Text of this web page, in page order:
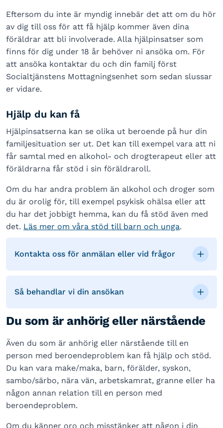
Eftersom du inte är myndig innebär det att om du hör
av dig till oss för att få hjälp kommer även dina
föräldrar att bli involverade. Alla hjälpinsatser som
finns för dig under 18 år behöver ni ansöka om. För
att ansöka kontaktar du och din familj först
Socialtjänstens Mottagningsenhet som sedan slussar
er vidare.
Hjälp du kan få
Hjälpinsatserna kan se olika ut beroende på hur din
familjesituation ser ut. Det kan till exempel vara att ni
får samtal med en alkohol- och drogterapeut eller att
föräldrarna får stöd i sin föräldraroll.
Om du har andra problem än alkohol och droger som
du är orolig för, till exempel psykisk ohälsa eller att
du har det jobbigt hemma, kan du få stöd även med
det. Läs mer om våra stöd till barn och unga.
Kontakta oss för anmälan eller vid frågor
Så behandlar vi din ansökan
Du som är anhörig eller närstående
Även du som är anhörig eller närstående till en
person med beroendeproblem kan få hjälp och stöd.
Du kan vara make/maka, barn, förälder, syskon,
sambo/särbo, nära vän, arbetskamrat, granne eller ha
någon annan relation till en person med
beroendeproblem.
Om du känner oro och misstänker att någon i din